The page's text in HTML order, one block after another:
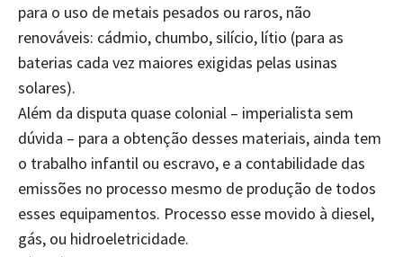
para o uso de metais pesados ou raros, não
renováveis: cádmio, chumbo, silício, lítio (para as
baterias cada vez maiores exigidas pelas usinas
solares).
Além da disputa quase colonial – imperialista sem
dúvida – para a obtenção desses materiais, ainda tem
o trabalho infantil ou escravo, e a contabilidade das
emissões no processo mesmo de produção de todos
esses equipamentos. Processo esse movido à diesel,
gás, ou hidroeletricidade.